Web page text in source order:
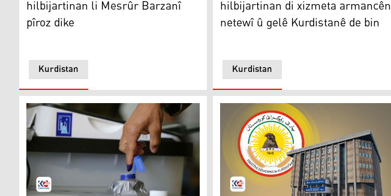
Kurdistan
hilbijartinan li Mesrûr Barzanî
pîroz dike
Kurdistan
hilbijartinan di xizmeta armancên
netewî û gelê Kurdistanê de bin